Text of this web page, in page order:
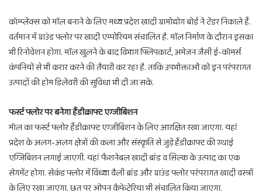
कॉम्प्लेक्स को माॅल बनाने के लिए मध्य प्रदेश खादी ग्रामोद्योग बोर्ड ने टेंडर निकाले हैं.
वर्तमान में ग्राउंड फ्लोर पर खादी एम्पोरियम संचालित है. माॅल निर्माण के दौरान इसका
भी रिनोवेशन होगा. माॅल खुलने के बाद विभाग फ्लिपकार्ट, अमेजन जैसी ई-कॉमर्स
कंपनियों से भी करार करने की तैयारी कर रहा है. ताकि उपभोक्ताओं को इन परंपरागत
उत्पादों की होम डिलेवरी की सुविधा भी दी जा सके.
फर्स्ट फ्लोर पर बनेगा हैंडीक्राफ्ट एग्जीबिशन
मॉल का फर्स्ट फ्लोर हैंडीक्राफ्ट एग्जीबिशन के लिए आरक्षित रखा जाएगा. यहां
प्रदेश के अलग-अलग क्षेत्रों की कला और संस्कृति से जुड़े हैंडीक्राफ्ट की स्थाई
एग्जिबिशन लगाई जाएगी. यहां फैशनेबल खादी ब्रांड व सिल्क के उत्पाद का एक
सेगमेंट होगा. सेकंड फ्लोर में विंध्या वैली ब्रांड और ग्राउंड फ्लोर परंपरागत खादी वस्त्रों
के लिए रखा जाएगा. छत पर ओपन कैफेटेरिया भी संचालित किया जाएगा.